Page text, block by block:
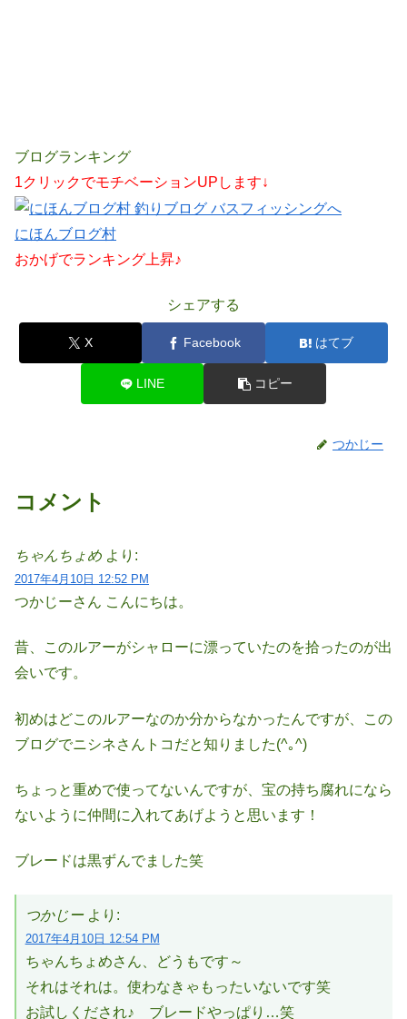
ブログランキング
1クリックでモチベーションUPします↓
にほんブログ村
おかげでランキング上昇♪
シェアする
X Facebook はてブ
LINE コピー
つかじー
コメント
ちゃんちょめ より:
2017年4月10日 12:52 PM
つかじーさん こんにちは。
昔、このルアーがシャローに漂っていたのを拾ったのが出
会いです。
初めはどこのルアーなのか分からなかったんですが、この
ブログでニシネさんトコだと知りました(^｡^)
ちょっと重めで使ってないんですが、宝の持ち腐れになら
ないように仲間に入れてあげようと思います！
ブレードは黒ずんでました笑
つかじー より:
2017年4月10日 12:54 PM
ちゃんちょめさん、どうもです～
それはそれは。使わなきゃもったいないです笑
お試しくだされ♪ ブレードやっぱり…笑